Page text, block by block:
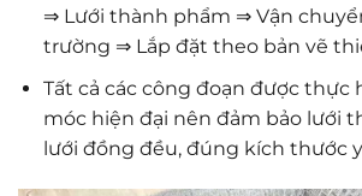
⇒ Lưới thành phẩm ⇒ Vận
trường ⇒ Lắp đặt theo bản vẽ
Tất cả các công đoạn được thực
móc hiện đại nên đảm bảo lưới
lưới đồng đều, đúng kích thước